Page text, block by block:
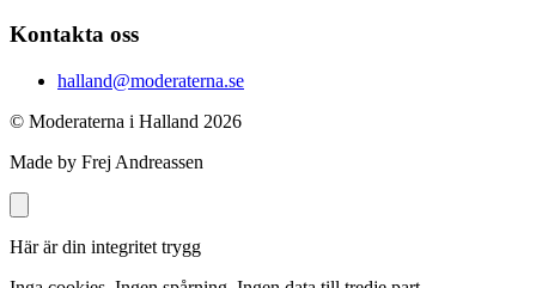
Kontakta oss
halland@moderaterna.se
© Moderaterna i Halland 2026
Made by Frej Andreassen
Här är din integritet trygg